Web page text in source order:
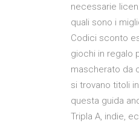
necessarie
quali sono i
Codici sconto
giochi in regalo
mascherato da
si trovano titoli
questa guida
Tripla A, indie,